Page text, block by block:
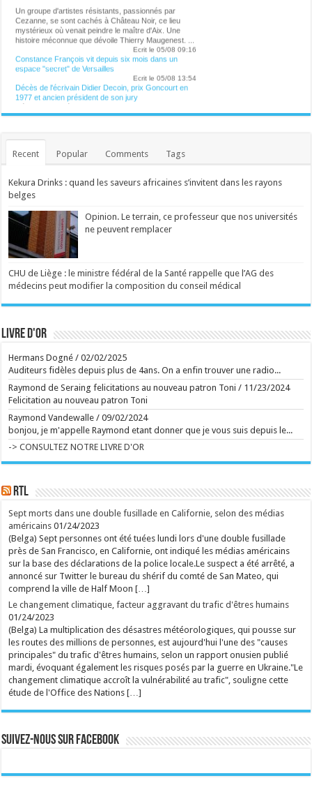
Un groupe d'artistes résistants, passionnés par
Cezanne, se sont cachés à Château Noir, ce lieu
mystérieux où venait peindre le maître d'Aix. Une
histoire méconnue que dévoile Thierry Maugenest. ...
Ecrit le 05/08 09:16
Constance François vit depuis six mois dans un
espace "secret" de Versailles
Ecrit le 05/08 13:54
Décès de l'écrivain Didier Decoin, prix Goncourt en
1977 et ancien président de son jury
L'écrivain et scénariste Didier Decoin, prix Goncourt
en 1977 et ancien président de l'Académie Goncourt,
Picasso dormait toutes les nuits avec une lettre que
un peintre méditant, presque religieux. ...
La productrice Amy Pascal affirme que le nom
pourrait être connu d'ici la fin d'année. ...
Ecrit le 04/08 21:53
Virginia Woolf et sa soeur Vanessa Bell raffolaient des
commérages: "Il y a toujours un coin de ma tête où je
te garde une pleine besace de potins"
Ecrit le 02/08 08:01
Ecrit le 04/08 17:44
avec une star internationale ?
V2 Scriptrss
Recent Popular Comments Tags
Kekura Drinks : quand les saveurs africaines s’invitent dans les rayons
belges
Opinion. Le terrain, ce professeur que nos universités
ne peuvent remplacer
CHU de Liège : le ministre fédéral de la Santé rappelle que l’AG des
médecins peut modifier la composition du conseil médical
Livre d'or
Hermans Dogné /02/02/2025
Auditeurs fidèles depuis plus de 4ans. On a enfin trouver une radio...
Raymond de Seraing felicitations au nouveau patron Toni / 11/23/2024
Felicitation au nouveau patron Toni
Raymond Vandewalle /09/02/2024
bonjou, je m'appelle Raymond etant donner que je vous suis depuis le...
-> CONSULTEZ NOTRE LIVRE D'OR
RTL
Sept morts dans une double fusillade en Californie, selon des médias
américains 01/24/2023
(Belga) Sept personnes ont été tuées lundi lors d'une double fusillade
près de San Francisco, en Californie, ont indiqué les médias américains
sur la base des déclarations de la police locale.Le suspect a été arrêté, a
annoncé sur Twitter le bureau du shérif du comté de San Mateo, qui
comprend la ville de Half Moon […]
Le changement climatique, facteur aggravant du trafic d'êtres humains
01/24/2023
(Belga) La multiplication des désastres météorologiques, qui pousse sur
les routes des millions de personnes, est aujourd'hui l'une des "causes
principales" du trafic d'êtres humains, selon un rapport onusien publié
mardi, évoquant également les risques posés par la guerre en Ukraine."Le
changement climatique accroît la vulnérabilité au trafic", souligne cette
étude de l'Office des Nations […]
Suivez-nous sur Facebook